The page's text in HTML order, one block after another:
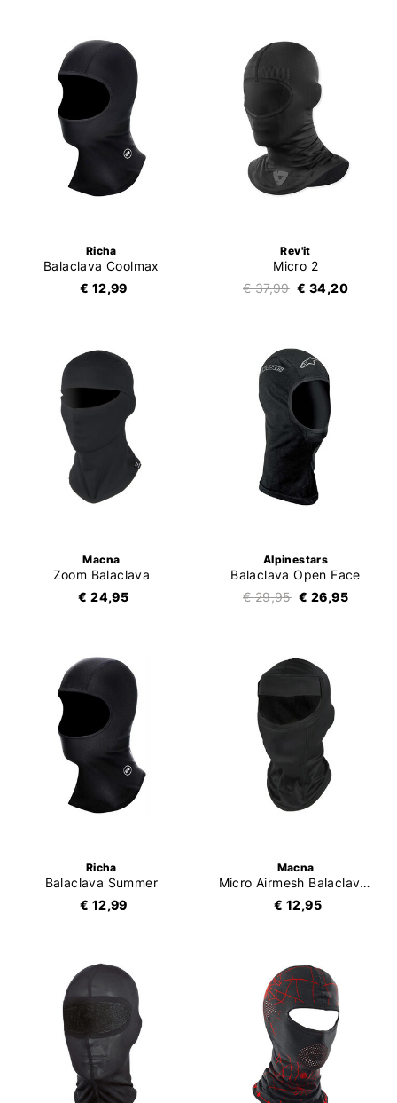
Richa
Balaclava Coolmax
€ 12,99
Rev'it
Micro 2
€ 37,99 € 34,20
Macna
Zoom Balaclava
€ 24,95
Alpinestars
Balaclava Open Face
€ 29,95 € 26,95
Richa
Balaclava Summer
€ 12,99
Macna
Micro Airmesh Balaclava Basic
€ 12,95